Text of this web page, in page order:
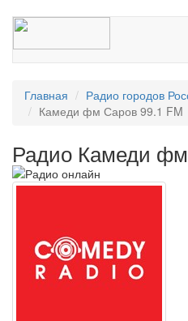
Главная Радио городов
Камеди фм Саров 99.1 FM
Радио Камеди